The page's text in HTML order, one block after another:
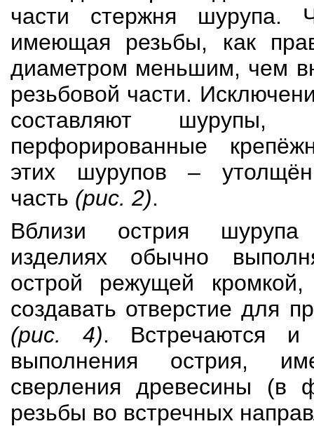
части стержня шурупа.
имеющая резьбы, как
диаметром меньшим, чем
резьбовой части.
составляют шурупы,
перфорированные
этих шурупов –
часть (рис. 2).
Вблизи острия
изделиях обычно
острой режущей
создавать отверстие для
(рис. 4). Встречаются и
выполнения острия,
сверления древесины (в
резьбы во встречных